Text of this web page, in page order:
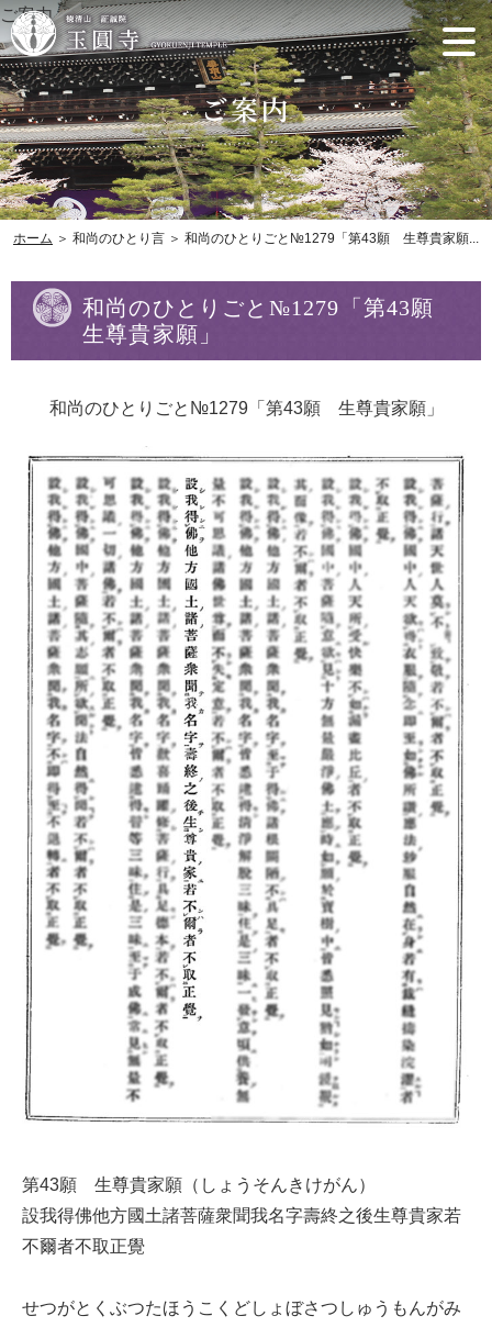
ご案内
ホーム ＞ 和尚のひとり言 ＞ 和尚のひとりごと№1279「第43願 生尊貴家願...
和尚のひとりごと№1279「第43願
生尊貴家願」
和尚のひとりごと№1279「第43願 生尊貴家願」
第43願 生尊貴家願（しょうそんきけがん）
設我得佛他方國土諸菩薩衆聞我名字壽終之後生尊貴家若
不爾者不取正覺
せつがとくぶつたほうこくどしょぼさつしゅうもんがみ